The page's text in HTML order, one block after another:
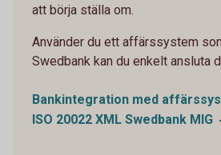
att börja ställa om.
Använder du ett affärssystem
Swedbank kan du enkelt ansluta
Bankintegration med
ISO 20022 XML Swedbank MIG